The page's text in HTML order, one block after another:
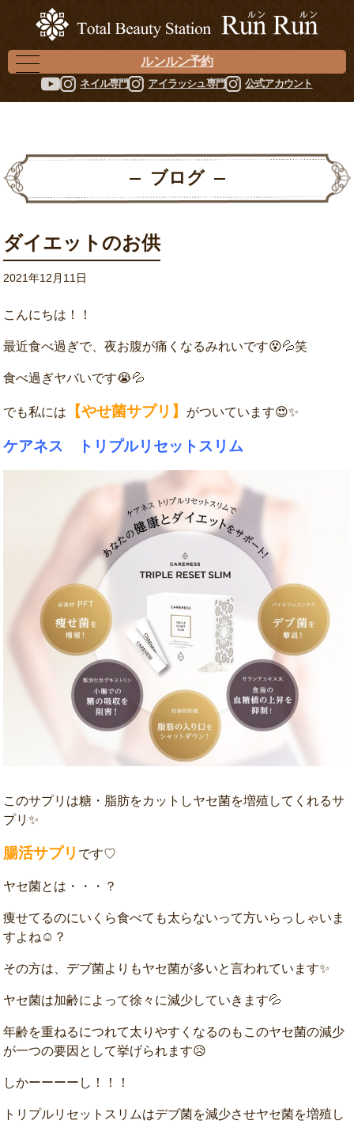
ルンルン予約
ネイル専門 アイラッシュ専門 公式アカウント
ブログ
ダイエットのお供
2021年12月11日
こんにちは！！
最近食べ過ぎで、夜お腹が痛くなるみれいです😵💦笑
食べ過ぎヤバいです😭💦
でも私には 【やせ菌サプリ】 がついています😍✨
ケアネス トリプルリセットスリム
このサプリは糖・脂肪をカットしヤセ菌を増殖してくれるサ
プリ✨
腸活サプリ です♡
ヤセ菌とは・・・？
痩せてるのにいくら食べても太らないって方いらっしゃいま
すよね☺？
その方は、デブ菌よりもヤセ菌が多いと言われています✨
ヤセ菌は加齢によって徐々に減少していきます💦
年齢を重ねるにつれて太りやすくなるのもこのヤセ菌の減少
が一つの要因として挙げられます😥
しかーーーーし！！！
トリプルリセットスリムはデブ菌を減少させヤセ菌を増殖し